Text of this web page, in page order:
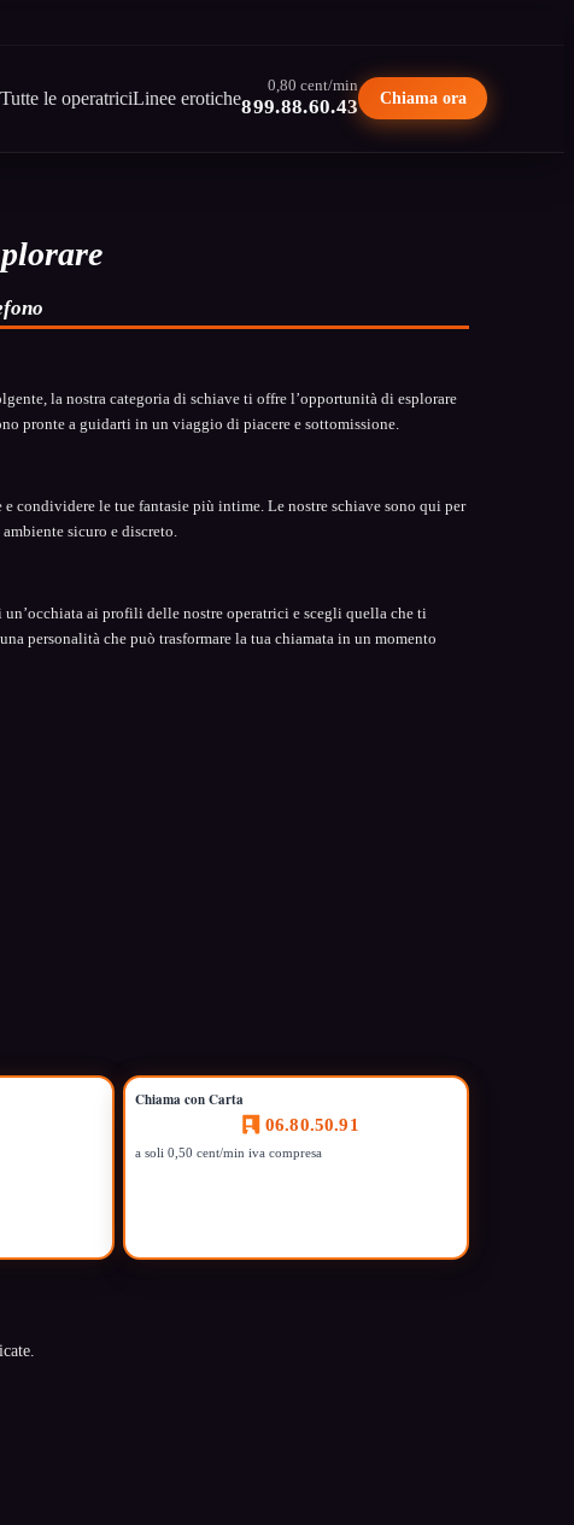
Tutte le operatriciLinee erotiche
0,80 cent/min
899.88.60.43 Chiama ora
la nostra categoria di schiave ti offre l’opportunità di esplorare
pronte a guidarti in un viaggio di piacere e sottomissione.
condividere le tue fantasie più intime. Le nostre schiave sono qui per
sicuro e discreto.
un’occhiata ai profili delle nostre operatrici e scegli quella che ti
personalità che può trasformare la tua chiamata in un momento
Chiama con Carta
06.80.50.91
a soli 0,50 cent/min iva compresa